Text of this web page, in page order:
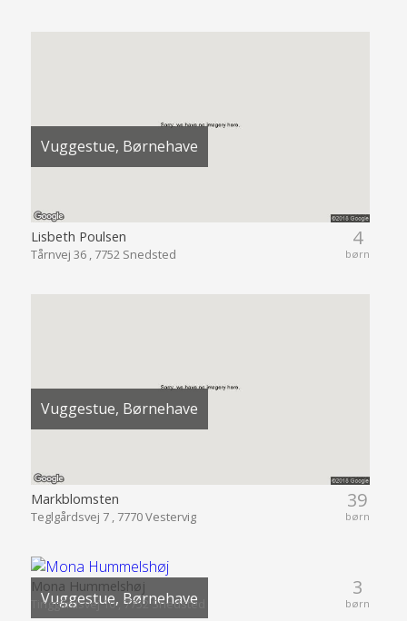
Vuggestue, Børnehave
4
børn
Lisbeth Poulsen
Tårnvej 36 , 7752 Snedsted
Vuggestue, Børnehave
39
børn
Markblomsten
Teglgårdsvej 7 , 7770 Vestervig
Vuggestue, Børnehave 3
børn
Mona Hummelshøj
Tinggårdsvej 10 , 7752 Snedsted